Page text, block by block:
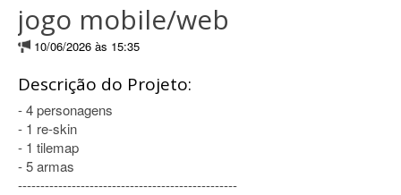
jogo mobile/web
10/06/2026 às 15:35
Descrição do Projeto:
- 4 personagens
- 1 re-skin
- 1 tilemap
- 5 armas
-------------------------------------------------